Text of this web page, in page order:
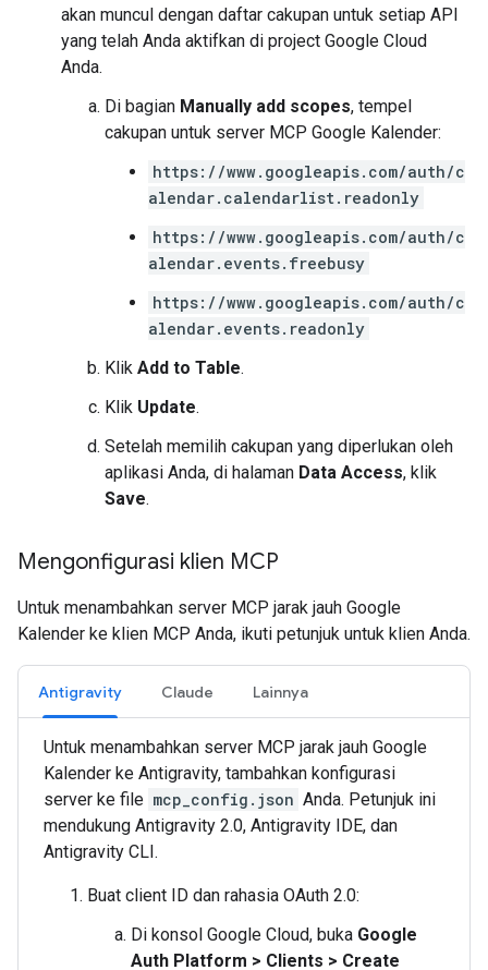
akan muncul dengan daftar cakupan untuk setiap API
yang telah Anda aktifkan di project Google Cloud
Anda.
Di bagian Manually add scopes, tempel
cakupan untuk server MCP Google Kalender:
https://www.googleapis.com/auth/c
alendar.calendarlist.readonly
https://www.googleapis.com/auth/c
alendar.events.freebusy
https://www.googleapis.com/auth/c
alendar.events.readonly
Klik Add to Table.
Klik Update.
Setelah memilih cakupan yang diperlukan oleh
aplikasi Anda, di halaman Data Access, klik
Save.
Mengonfigurasi klien MCP
Untuk menambahkan server MCP jarak jauh Google
Kalender ke klien MCP Anda, ikuti petunjuk untuk klien Anda.
Antigravity Claude Lainnya
Untuk menambahkan server MCP jarak jauh Google
Kalender ke Antigravity, tambahkan konfigurasi
server ke file mcp_config.json Anda. Petunjuk ini
mendukung Antigravity 2.0, Antigravity IDE, dan
Antigravity CLI.
Buat client ID dan rahasia OAuth 2.0:
Di konsol Google Cloud, buka Google
Auth Platform > Clients > Create